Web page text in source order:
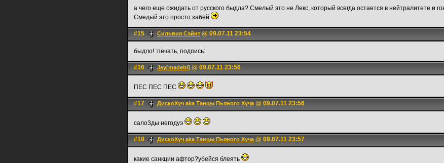
а чего еще ожидать от русского быдла? Смелый это не Лекс, который всегда остается в нейтралитете и
Смедый это просто забей
#15 Сильвия Сэйнт @ 09.07.11 23:54
быдло! :печать, подпись:
#16 Jey[madebl] @ 09.07.11 23:56
ПЕС ПЕС ПЕС
#17 ДискоХуч aka Танцы Пьяного Хуча@ 09.07.11 23:56
сало3ды негодуэ
#18 ДискоХуч aka Танцы Пьяного Хуча@ 09.07.11 23:57
какие санкции афтор?убейся блеять